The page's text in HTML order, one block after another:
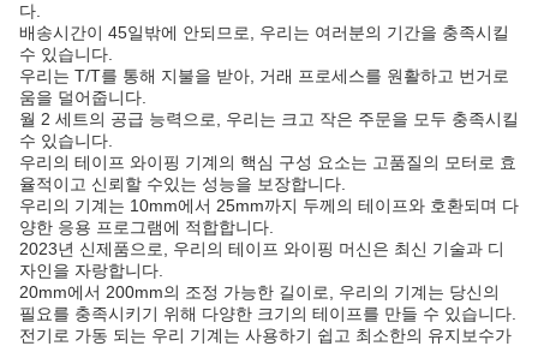
다.
배송시간이 45일밖에 안되므로, 우리는 여러분의 기간을 충족시킬
수 있습니다.
우리는 T/T를 통해 지불을 받아, 거래 프로세스를 원활하고 번거로
움을 덜어줍니다.
월 2 세트의 공급 능력으로, 우리는 크고 작은 주문을 모두 충족시킬
수 있습니다.
우리의 테이프 와이핑 기계의 핵심 구성 요소는 고품질의 모터로 효
율적이고 신뢰할 수있는 성능을 보장합니다.
우리의 기계는 10mm에서 25mm까지 두께의 테이프와 호환되며 다
양한 응용 프로그램에 적합합니다.
2023년 신제품으로, 우리의 테이프 와이핑 머신은 최신 기술과 디
자인을 자랑합니다.
20mm에서 200mm의 조정 가능한 길이로, 우리의 기계는 당신의
필요를 충족시키기 위해 다양한 크기의 테이프를 만들 수 있습니다.
전기로 가동 되는 우리 기계는 사용하기 쉽고 최소한의 유지보수가